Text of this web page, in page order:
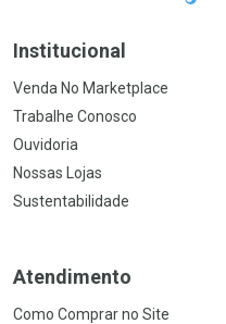
Institucional
Venda No Marketplace
Trabalhe Conosco
Ouvidoria
Nossas Lojas
Sustentabilidade
Atendimento
Como Comprar no Site